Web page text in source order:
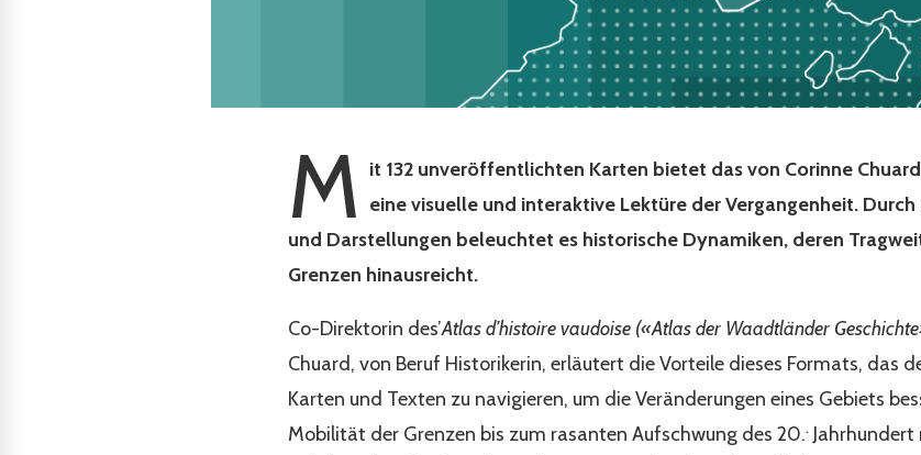
M it 132 unveröffentlichten Karten bietet das von Corinne
eine visuelle und interaktive Lektüre der Vergangenheit.
und Darstellungen beleuchtet es historische Dynamiken, deren
Grenzen hinausreicht.
Co-Direktorin des’Atlas d’histoire vaudoise («Atlas der Waadtländer
Chuard, von Beruf Historikerin, erläutert die Vorteile dieses Formats, das
Karten und Texten zu navigieren, um die Veränderungen eines Gebiets
Mobilität der Grenzen bis zum rasanten Aufschwung des 20..